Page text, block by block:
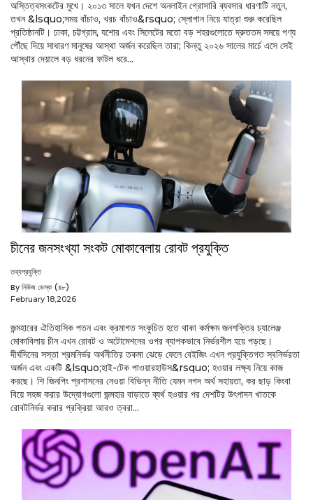
অস্তিত্বসংকটের মুখে। ২০১৩ সালে যখন দেশে অনলাইন গ্রোসারি ব্যবসার ধারণাটি নতুন,
তখন &lsquo;সময় বাঁচাও, খরচ বাঁচাও&rsquo; স্লোগান নিয়ে যাত্রা শুরু করেছিল
প্রতিষ্ঠানটি। ঢাকা, চট্টগ্রাম, যশোর এবং সিলেটের মতো বড় শহরগুলোতে দ্রুততম সময়ে পণ্য
পৌঁছে দিয়ে সাধারণ মানুষের আস্থা অর্জন করেছিল তারা; কিন্তু ২০২৬ সালের মার্চে এসে সেই
আস্থার দেয়ালে বড় ধরনের ফাটল ধরে...
চীনের জনসংখ্যা সংকট মোকাবেলায় রোবট প্রযুক্তি
তথ্যপ্রযুক্তি
By নিউজ ডেস্ক (৪৮)
February 18,2026
জন্মহারের ঐতিহাসিক পতন এবং ক্রমাগত সংকুচিত হতে থাকা কর্মক্ষম জনশক্তির চ্যালেঞ্জ
মোকাবিলায় চীন এখন রোবট ও অটোমেশনের ওপর ব্যাপকভাবে নির্ভরশীল হয়ে পড়ছে।
দীর্ঘদিনের সস্তা শ্রমনির্ভর অর্থনীতির তকমা ঝেড়ে ফেলে বেইজিং এখন প্রযুক্তিগত স্বনির্ভরতা
অর্জন এবং একটি &lsquo;হাই-টেক পাওয়ারহাউস&rsquo; হওয়ার লক্ষ্য নিয়ে কাজ
করছে। শি জিনপিং প্রশাসনের নেওয়া বিভিন্ন নীতি যেমন নগদ অর্থ সহায়তা, কর ছাড় কিংবা
বিয়ে সহজ করার উদ্যোগগুলো জন্মহার বাড়াতে ব্যর্থ হওয়ার পর দেশটির উৎপাদন খাতকে
রোবটনির্ভর করার প্রক্রিয়া আরও ত্বরা...